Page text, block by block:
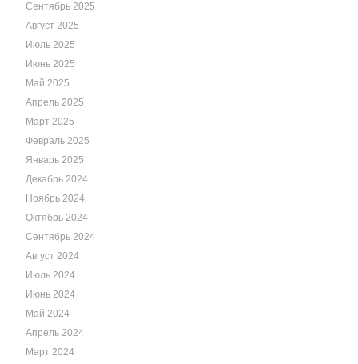
Сентябрь 2025
Август 2025
Июль 2025
Июнь 2025
Май 2025
Апрель 2025
Март 2025
Февраль 2025
Январь 2025
Декабрь 2024
Ноябрь 2024
Октябрь 2024
Сентябрь 2024
Август 2024
Июль 2024
Июнь 2024
Май 2024
Апрель 2024
Март 2024